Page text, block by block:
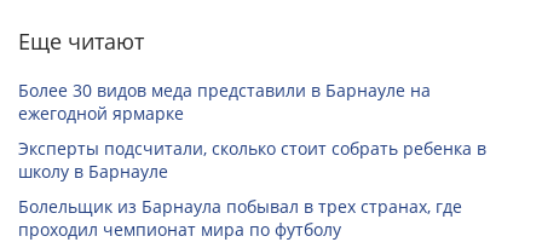
Еще читают
Более 30 видов меда представили в Барнауле на
ежегодной ярмарке
Эксперты подсчитали, сколько стоит собрать ребенка в
школу в Барнауле
Болельщик из Барнаула побывал в трех странах, где
проходил чемпионат мира по футболу